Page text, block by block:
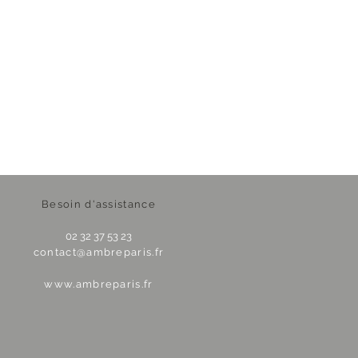
Besoin d'assistance
02 32 37 53 23
contact@ambreparis.fr
www.ambreparis.fr